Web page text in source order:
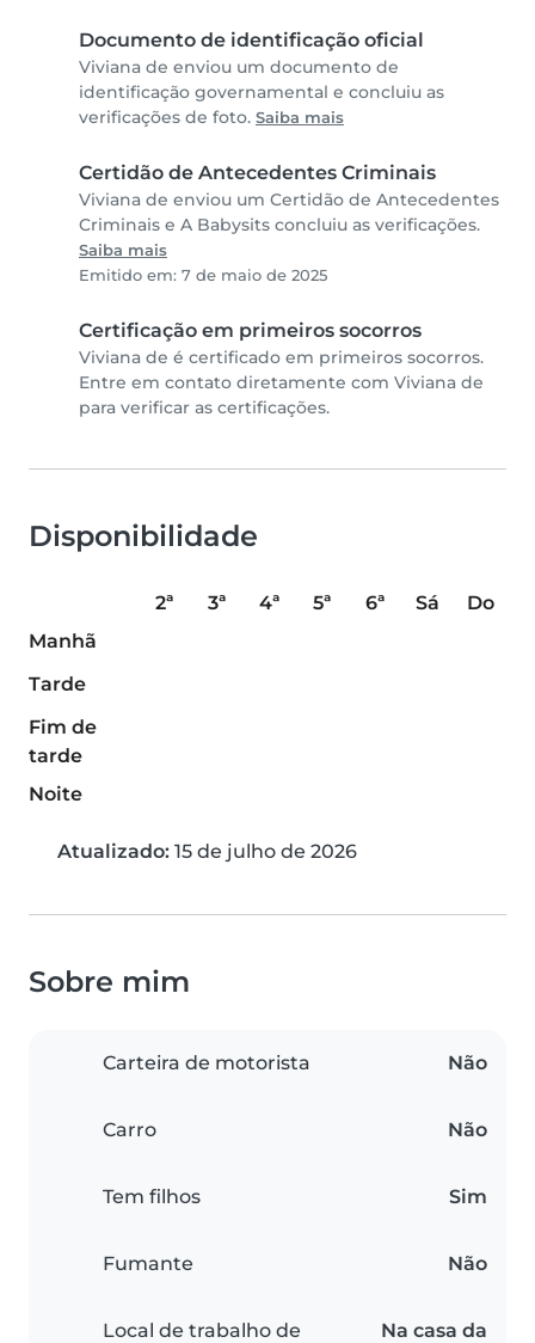
Documento de identificação oficial
Viviana de enviou um documento de
identificação governamental e concluiu as
verificações de foto. Saiba mais
Certidão de Antecedentes Criminais
Viviana de enviou um Certidão de Antecedentes
Criminais e A Babysits concluiu as verificações.
Saiba mais
Emitido em: 7 de maio de 2025
Certificação em primeiros socorros
Viviana de é certificado em primeiros socorros.
Entre em contato diretamente com Viviana de
para verificar as certificações.
Disponibilidade
2ª 3ª 4ª 5ª 6ª Sá
Do
Manhã
Tarde
Fim de
tarde
Noite
Atualizado: 15 de julho de 2026
Sobre mim
Carteira de motorista Não
Carro Não
Tem filhos Sim
Fumante Não
Local de trabalho de
Na casa da